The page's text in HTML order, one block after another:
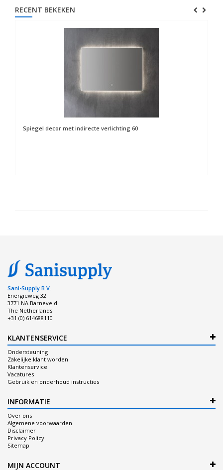
RECENT BEKEKEN
Spiegel decor met indirecte verlichting 60
Sani-Supply B.V.
Energieweg 32
3771 NA Barneveld
The Netherlands
+31 (0) 614688110
KLANTENSERVICE
Ondersteuning
Zakelijke klant worden
Klantenservice
Vacatures
Gebruik en onderhoud instructies
INFORMATIE
Over ons
Algemene voorwaarden
Disclaimer
Privacy Policy
Sitemap
MIJN ACCOUNT